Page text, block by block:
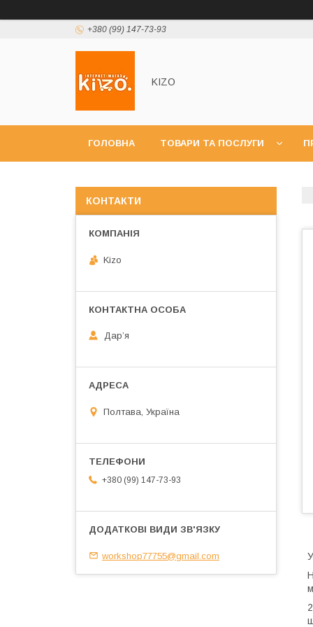
+380 (99) 147-73-93
KIZO
ГОЛОВНА ТОВАРИ ТА ПОСЛУГИ
КОНТАКТИ
Kizo
Дарʼя
Полтава, Україна
+380 (99) 147-73-93
workshop77755@gmail.com